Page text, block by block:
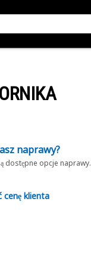
naprawy?
dostępne opcje naprawy.
cenę klienta